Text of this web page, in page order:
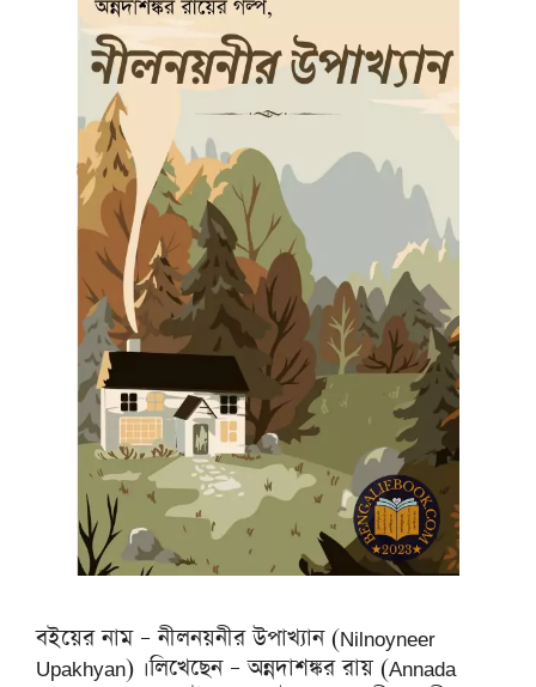
বইয়ের নাম – নীলনয়নীর উপাখ্যান (Nilnoyneer
Upakhyan) ।লিখেছেন – অন্নদাশঙ্কর রায় (Annada